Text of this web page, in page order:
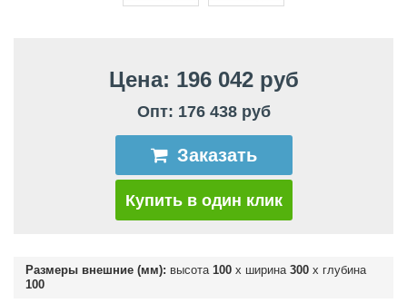
Цена: 196 042 руб
Опт: 176 438 руб
Заказать
Купить в один клик
Размеры внешние (мм): высота 100 х ширина 300 х глубина
100